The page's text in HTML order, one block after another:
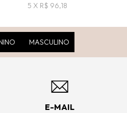
5 X R$ 96,18
MASCULINO
E-MAIL